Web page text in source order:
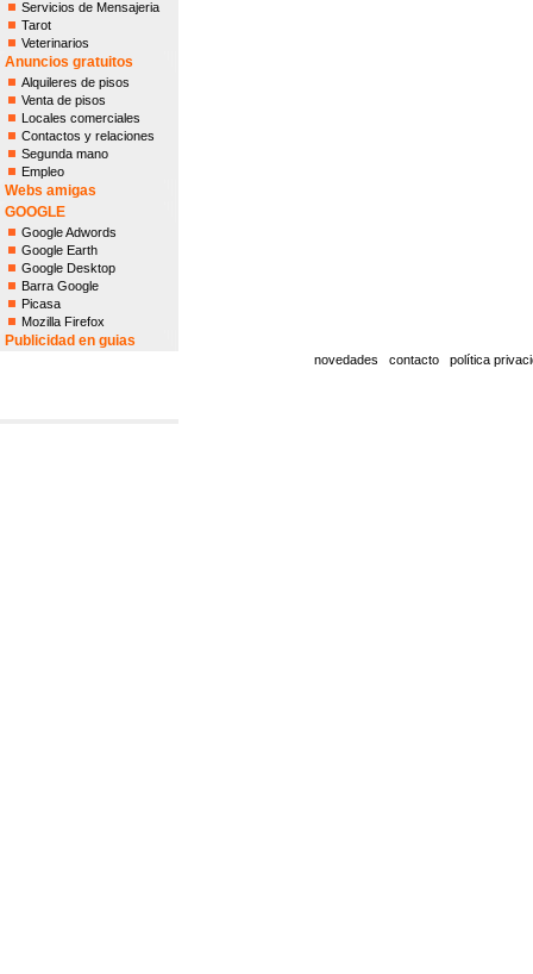
Servicios de Mensajeria
Tarot
Veterinarios
Anuncios gratuitos
Alquileres de pisos
Venta de pisos
Locales comerciales
Contactos y relaciones
Segunda mano
Empleo
Webs amigas
GOOGLE
Google Adwords
Google Earth
Google Desktop
Barra Google
Picasa
Mozilla Firefox
Publicidad en guias
novedades contacto política